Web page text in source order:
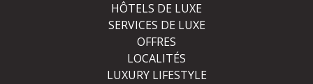
HÔTELS DE LUXE
SERVICES DE LUXE
OFFRES
LOCALITÉS
LUXURY LIFESTYLE